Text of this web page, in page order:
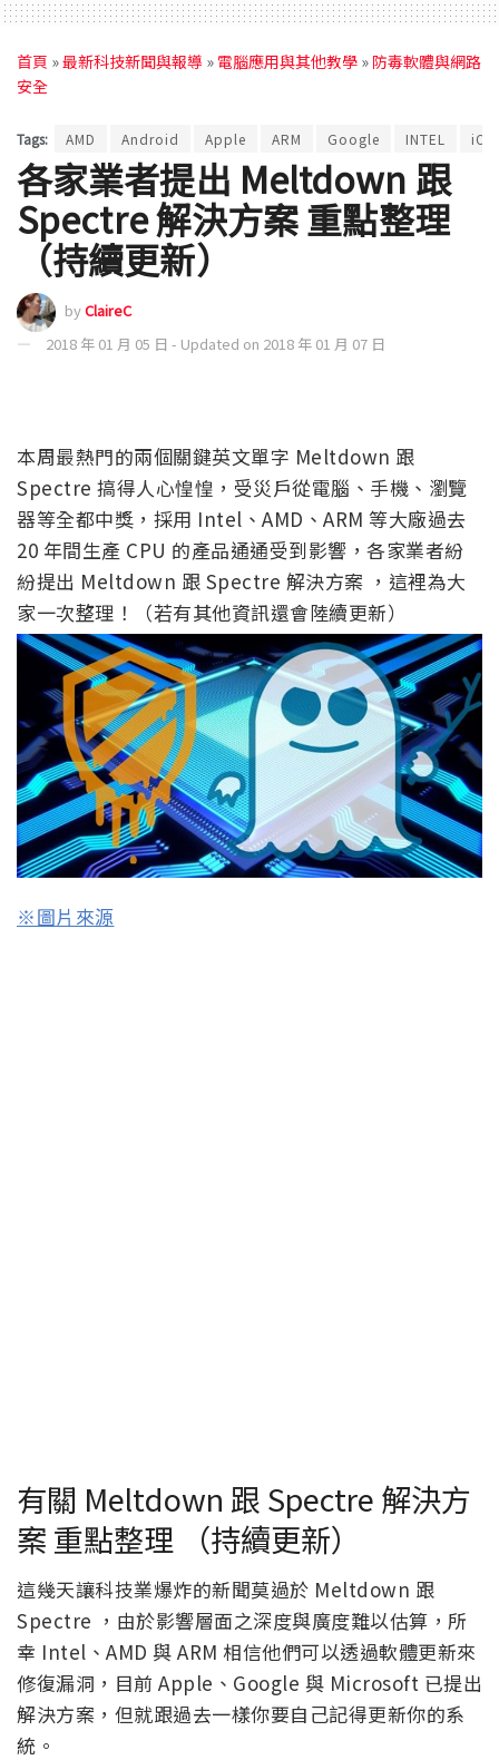
首頁 »最新科技新聞與報導 » 電腦應用與其他教學 » 防毒軟體與網路
安全
Tags: AMD Android Apple ARM Google INTEL iOS
各家業者提出 Meltdown 跟
Spectre 解決方案 重點整理
（持續更新）
byClaireC
2018 年 01 月 05 日 - Updated on 2018 年 01 月 07 日
本周最熱門的兩個關鍵英文單字 Meltdown 跟
Spectre 搞得人心惶惶，受災戶從電腦、手機、瀏覽
器等全都中獎，採用 Intel、AMD、ARM 等大廠過去
20 年間生產 CPU 的產品通通受到影響，各家業者紛
紛提出 Meltdown 跟 Spectre 解決方案 ，這裡為大
家一次整理！（若有其他資訊還會陸續更新）
※圖片來源
有關 Meltdown 跟 Spectre 解決方
案 重點整理 （持續更新）
這幾天讓科技業爆炸的新聞莫過於 Meltdown 跟
Spectre ，由於影響層面之深度與廣度難以估算，所
幸 Intel、AMD 與 ARM 相信他們可以透過軟體更新來
修復漏洞，目前 Apple、Google 與 Microsoft 已提出
解決方案，但就跟過去一樣你要自己記得更新你的系
統。